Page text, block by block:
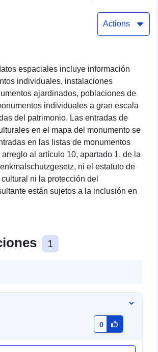
Actions
espaciales incluye información
individuales, instalaciones
ajardinados, poblaciones de
individuales a gran escala
del patrimonio. Las entradas de
en el mapa del monumento se
en las listas de monumentos
al artículo 10, apartado 1, de la
ni el estatuto de
ni la protección del
están sujetos a la inclusión en
1
0